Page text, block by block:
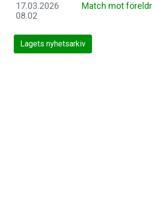
17.03.2026
08.02
Match mot
Lagets nyhetsarkiv